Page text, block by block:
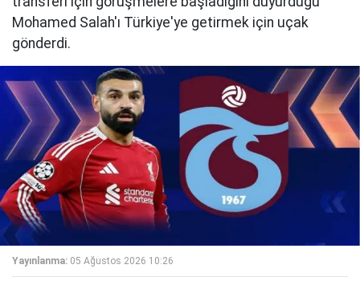
Mohamed Salah'ı Türkiye'ye getirmek için uçak
gönderdi.
Yayınlanma: 05 Ağustos 2026 10:26